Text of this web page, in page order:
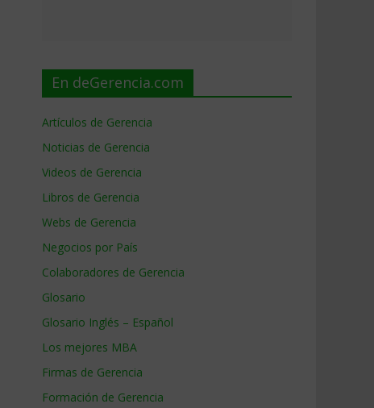
En deGerencia.com
Artículos de Gerencia
Noticias de Gerencia
Videos de Gerencia
Libros de Gerencia
Webs de Gerencia
Negocios por País
Colaboradores de Gerencia
Glosario
Glosario Inglés – Español
Los mejores MBA
Firmas de Gerencia
Formación de Gerencia